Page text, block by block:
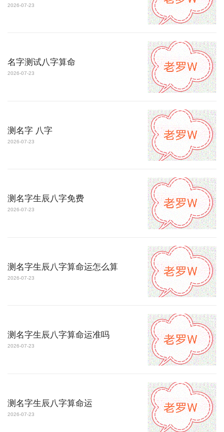
2026-07-23
名字测试八字算命
2026-07-23
测名字 八字
2026-07-23
测名字生辰八字免费
2026-07-23
测名字生辰八字算命运怎么算
2026-07-23
测名字生辰八字算命运准吗
2026-07-23
测名字生辰八字算命运
2026-07-23